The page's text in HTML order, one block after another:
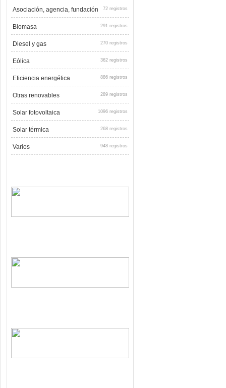
Asociación, agencia, fundación 72 registros
Biomasa 291 registros
Diesel y gas 270 registros
Eólica 362 registros
Eficiencia energética 886 registros
Otras renovables 289 registros
Solar fotovoltaica 1096 registros
Solar térmica 268 registros
Varios 948 registros